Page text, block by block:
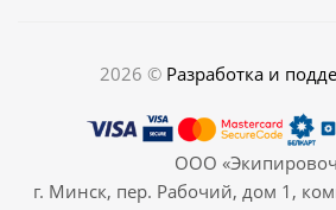
2026 © Разработка и
ООО
г. Минск, пер. Рабочий, дом 1,